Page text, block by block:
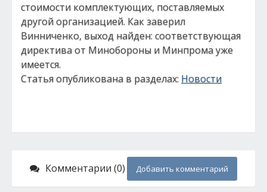
стоимости комплектующих, поставляемых
другой организацией. Как заверил
Винниченко, выход найден: соответствующая
директива от Минобороны и Минпрома уже
имеется.
Статья опубликована в разделах: Новости
Комментарии (0) Добавить комментарий